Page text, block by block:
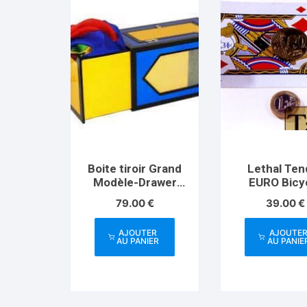
être
choisies
sur
page
du
être
sur
la
du
Boite tiroir Grand
Modèle-Drawer
79.00€
AJOUTER
AU PANIER
Lethal
EURO
39.00€
AJOUTER
AU